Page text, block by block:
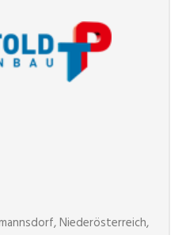
Niederösterreich,